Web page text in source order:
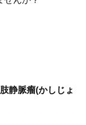
静脈瘤(かしじょ